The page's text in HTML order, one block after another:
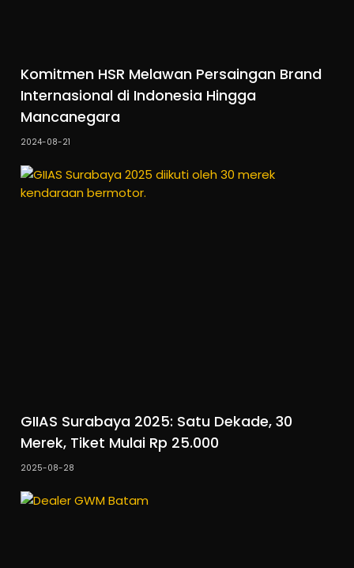
Komitmen HSR Melawan Persaingan Brand
Internasional di Indonesia Hingga
Mancanegara
2024-08-21
GIIAS Surabaya 2025: Satu Dekade, 30
Merek, Tiket Mulai Rp 25.000
2025-08-28